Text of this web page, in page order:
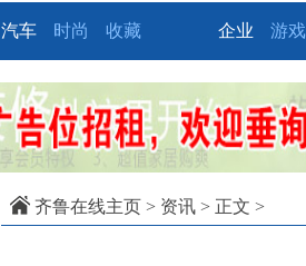
汽车 时尚 收藏 企业 游戏
齐鲁在线主页 > 资讯 > 正文 >